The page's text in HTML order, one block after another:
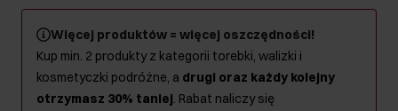
Więcej produktów = więcej oszczędności!
Kup min. 2 produkty z kategorii torebki, walizki i
kosmetyczki podróżne, a drugi oraz każdy kolejny
otrzymasz 30% taniej. Rabat naliczy się